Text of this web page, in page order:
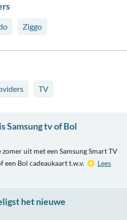
Ziggo
TV
Samsung tv of Bol
zomer uit met een Samsung Smart TV
een Bol cadeaukaart t.w.v.
Lees
het nieuwe